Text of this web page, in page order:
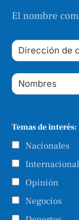
El nombre
Temas de interés:
Nacionales
Opinión
Negocios